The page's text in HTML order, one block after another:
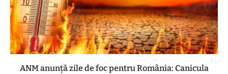
ANM anunță zile de foc pentru România: Canicula